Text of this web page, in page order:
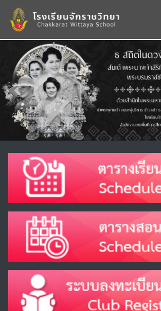
Previous